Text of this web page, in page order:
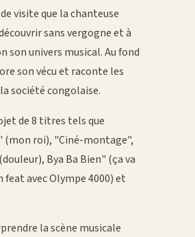
visite que la chanteuse
sans vergogne et à
son univers musical. Au fond
son vécu et raconte les
société congolaise.
de 8 titres tels que
(mon roi), "Ciné-montage",
Bya Ba Bien" (ça va
avec Olympe 4000) et
la scène musicale